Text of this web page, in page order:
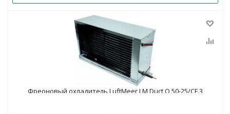
Фреоновый охладитель LuftMeer LM Duct Q 50-25/CF.3